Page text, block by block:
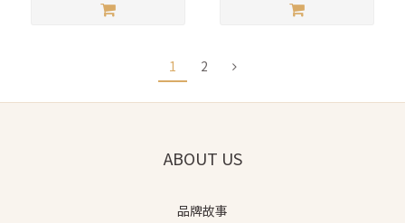
1 2
ABOUT US
品牌故事